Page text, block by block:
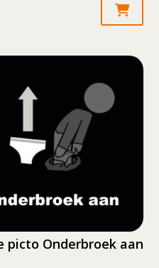
picto Onderbroek aan